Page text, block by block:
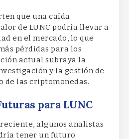
que una caída
de LUNC podría llevar a
en el mercado, lo que
pérdidas para los
actual subraya la
y la gestión de
de las criptomonedas.
para LUNC
algunos analistas
tener un futuro